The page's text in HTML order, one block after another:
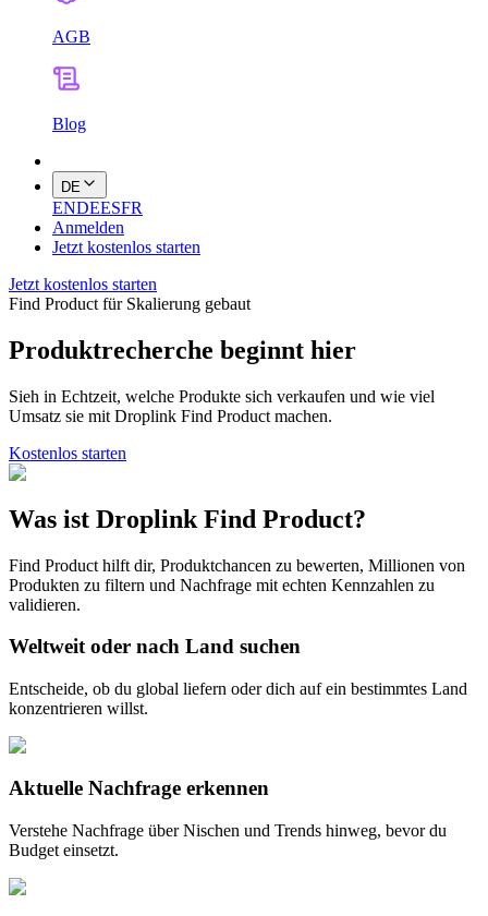
AGB
Blog
DE
ENDEESFR
Anmelden
Jetzt kostenlos starten
Jetzt kostenlos starten
Find Product für Skalierung gebaut
Produktrecherche beginnt hier
Sieh in Echtzeit, welche Produkte sich verkaufen und wie viel
Umsatz sie mit Droplink Find Product machen.
Kostenlos starten
Was ist Droplink Find Product?
Find Product hilft dir, Produktchancen zu bewerten, Millionen von
Produkten zu filtern und Nachfrage mit echten Kennzahlen zu
validieren.
Weltweit oder nach Land suchen
Entscheide, ob du global liefern oder dich auf ein bestimmtes Land
konzentrieren willst.
Aktuelle Nachfrage erkennen
Verstehe Nachfrage über Nischen und Trends hinweg, bevor du
Budget einsetzt.